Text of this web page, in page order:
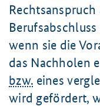
wenn sie die
das Nachholen
bzw. eines
wird gefördert,